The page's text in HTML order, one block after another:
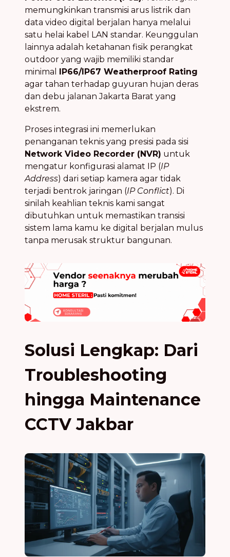
memungkinkan transmisi arus listrik dan
data video digital berjalan hanya melalui
satu helai kabel LAN standar. Keunggulan
lainnya adalah ketahanan fisik perangkat
outdoor yang wajib memiliki standar
minimal IP66/IP67 Weatherproof Rating
agar tahan terhadap guyuran hujan deras
dan debu jalanan Jakarta Barat yang
ekstrem.
Proses integrasi ini memerlukan
penanganan teknis yang presisi pada sisi
Network Video Recorder (NVR) untuk
mengatur konfigurasi alamat IP (IP
Address) dari setiap kamera agar tidak
terjadi bentrok jaringan (IP Conflict). Di
sinilah keahlian teknis kami sangat
dibutuhkan untuk memastikan transisi
sistem lama kamu ke digital berjalan mulus
tanpa merusak struktur bangunan.
Solusi Lengkap: Dari
Troubleshooting
hingga Maintenance
CCTV Jakbar